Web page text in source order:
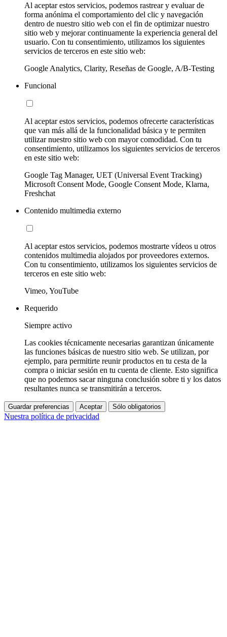
Al aceptar estos servicios, podemos rastrear y evaluar de
forma anónima el comportamiento del clic y navegación
dentro de nuestro sitio web con el fin de optimizar nuestro
sitio web y mejorar continuamente la experiencia general del
usuario. Con tu consentimiento, utilizamos los siguientes
servicios de terceros en este sitio web:
Google Analytics, Clarity, Reseñas de Google, A/B-Testing
Funcional
Al aceptar estos servicios, podemos ofrecerte características
que van más allá de la funcionalidad básica y te permiten
utilizar nuestro sitio web con mayor comodidad. Con tu
consentimiento, utilizamos los siguientes servicios de terceros
en este sitio web:
Google Tag Manager, UET (Universal Event Tracking)
Microsoft Consent Mode, Google Consent Mode, Klarna,
Freshchat
Contenido multimedia externo
Al aceptar estos servicios, podemos mostrarte vídeos u otros
contenidos multimedia alojados por proveedores externos.
Con tu consentimiento, utilizamos los siguientes servicios de
terceros en este sitio web:
Vimeo, YouTube
Requerido
Siempre activo
Las cookies técnicamente necesarias garantizan únicamente
las funciones básicas de nuestro sitio web. Se utilizan, por
ejemplo, para permitirte reunir productos en tu cesta de la
compra o iniciar sesión en tu cuenta de cliente. Esto significa
que no podemos sacar ninguna conclusión sobre ti y los datos
resultantes nunca se transmitirán a terceros.
Guardar preferencias Aceptar Sólo obligatorios
Nuestra política de privacidad